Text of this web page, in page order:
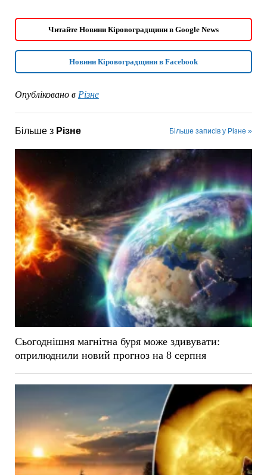
Читайте Новини Кіровоградщини в Google News
Новини Кіровоградщини в Facebook
Опубліковано в Різне
Більше з Різне Більше записів у Різне »
Сьогоднішня магнітна буря може здивувати:
оприлюднили новий прогноз на 8 серпня